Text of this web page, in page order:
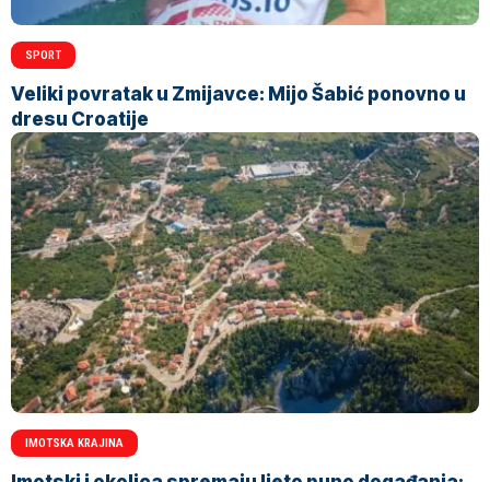
SPORT
Veliki povratak u Zmijavce: Mijo Šabić ponovno u
dresu Croatije
IMOTSKA KRAJINA